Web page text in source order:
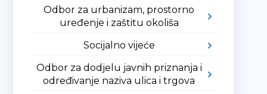
Odbor za urbanizam, prostorno
uređenje i zaštitu okoliša
Socijalno vijeće
Odbor za dodjelu javnih priznanja i
određivanje naziva ulica i trgova